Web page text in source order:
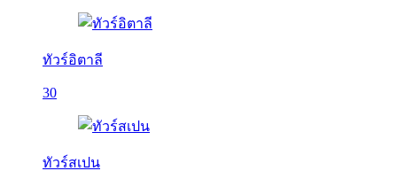
ทัวร์อิตาลี
30
ทัวร์สเปน